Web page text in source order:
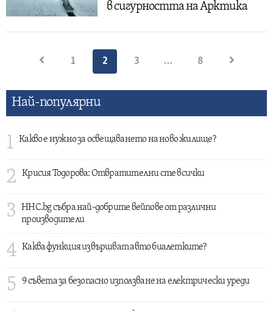
в сигурността на Арктика
на
публикациите
1 2 3 … 8
Най-популярни
1 Какво е нужно за освещаването на ново жилище?
2 Крисия Тодорова: Отвратителни сте всички
3
HHC.bg събра най-добрите вейпове от различни
производители
4 Каква функция извършват авто биалетките?
5 9 съвета за безопасно използване на електрически уреди